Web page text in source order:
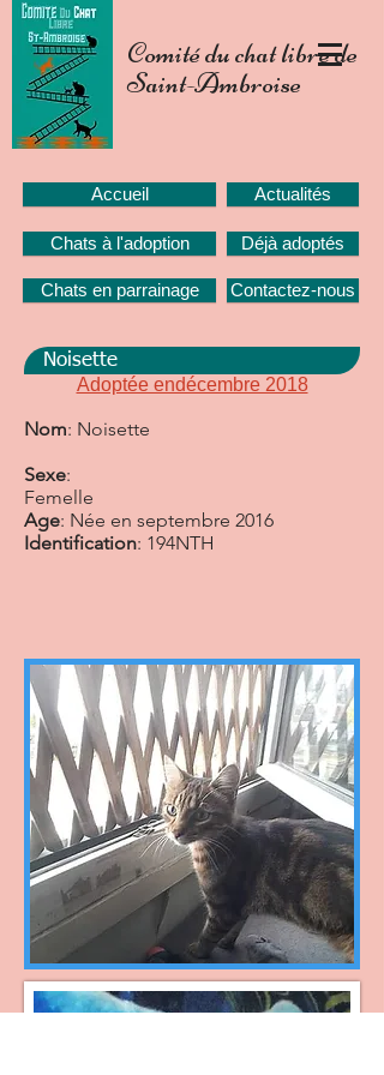
Comité du chat libre de
Saint-Ambroise
Accueil Actualités
Chats à l'adoption
Chats en parrainage
Déjà adoptés
Contactez-nous
Noisette
Adoptée endécembre 2018
Nom: Noisette
Sexe:
Femelle
Age: Née en septembre 2016
Identification: 194NTH